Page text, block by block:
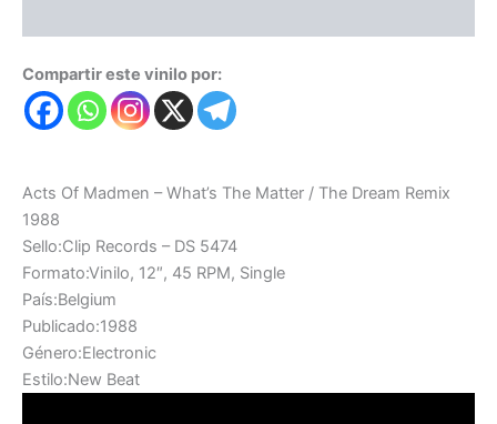
Compartir este vinilo por:
Acts Of Madmen – What’s The Matter / The Dream Remix
1988
Sello:Clip Records – DS 5474
Formato:Vinilo, 12″, 45 RPM, Single
País:Belgium
Publicado:1988
Género:Electronic
Estilo:New Beat